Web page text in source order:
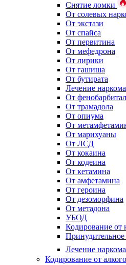
Снятие ломки
От солевых
От экстази
От спайса
От первитина
От мефедрона
От лирики
От гашиша
От бутирата
Лечение
От
От трамадола
От опиума
От
От марихуаны
От ЛСД
От кокаина
От кодеина
От кетамина
От амфетамина
От героина
От дезоморфина
От метадона
УБОД
Кодирование от
Лечение
Кодирование от